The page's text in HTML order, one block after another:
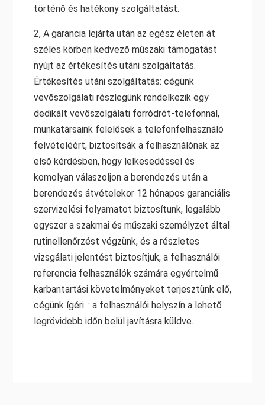
történő és hatékony szolgáltatást.
2, A garancia lejárta után az egész életen át
széles körben kedvező műszaki támogatást
nyújt az értékesítés utáni szolgáltatás.
Értékesítés utáni szolgáltatás: cégünk
vevőszolgálati részlegünk rendelkezik egy
dedikált vevőszolgálati forródrót-telefonnal,
munkatársaink felelősek a telefonfelhasználó
felvételéért, biztosítsák a felhasználónak az
első kérdésben, hogy lelkesedéssel és
komolyan válaszoljon a berendezés után a
berendezés átvételekor 12 hónapos garanciális
szervizelési folyamatot biztosítunk, legalább
egyszer a szakmai és műszaki személyzet által
rutinellenőrzést végzünk, és a részletes
vizsgálati jelentést biztosítjuk, a felhasználói
referencia felhasználók számára egyértelmű
karbantartási követelményeket terjesztünk elő,
cégünk ígéri. : a felhasználói helyszín a lehető
legrövidebb időn belül javításra küldve.